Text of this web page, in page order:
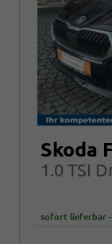
Skoda
sofort lieferbar